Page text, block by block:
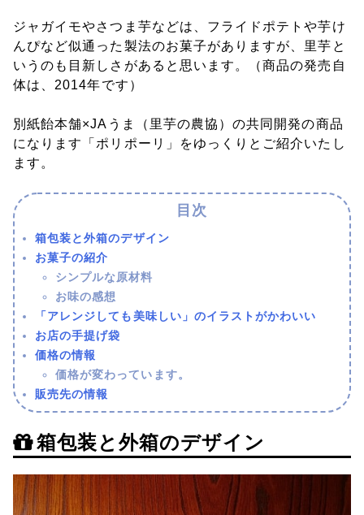
ジャガイモやさつま芋などは、フライドポテトや芋け
んぴなど似通った製法のお菓子がありますが、里芋と
いうのも目新しさがあると思います。（商品の発売自
体は、2014年です）
別紙飴本舗×JAうま（里芋の農協）の共同開発の商品
になります「ポリポーリ」をゆっくりとご紹介いたし
ます。
箱包装と外箱のデザイン
お菓子の紹介
シンプルな原材料
お味の感想
「アレンジしても美味しい」のイラストがかわいい
お店の手提げ袋
価格の情報
価格が変わっています。
販売先の情報
箱包装と外箱のデザイン